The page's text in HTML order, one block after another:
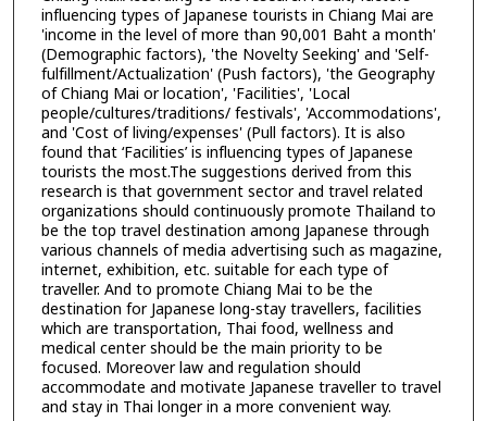
influencing types of Japanese tourists in Chiang Mai are
'income in the level of more than 90,001 Baht a month'
(Demographic factors), 'the Novelty Seeking' and 'Self-
fulfillment/Actualization' (Push factors), 'the Geography
of Chiang Mai or location', 'Facilities', 'Local
people/cultures/traditions/ festivals', 'Accommodations',
and 'Cost of living/expenses' (Pull factors). It is also
found that ‘Facilities’ is influencing types of Japanese
tourists the most.The suggestions derived from this
research is that government sector and travel related
organizations should continuously promote Thailand to
be the top travel destination among Japanese through
various channels of media advertising such as magazine,
internet, exhibition, etc. suitable for each type of
traveller. And to promote Chiang Mai to be the
destination for Japanese long-stay travellers, facilities
which are transportation, Thai food, wellness and
medical center should be the main priority to be
focused. Moreover law and regulation should
accommodate and motivate Japanese traveller to travel
and stay in Thai longer in a more convenient way.